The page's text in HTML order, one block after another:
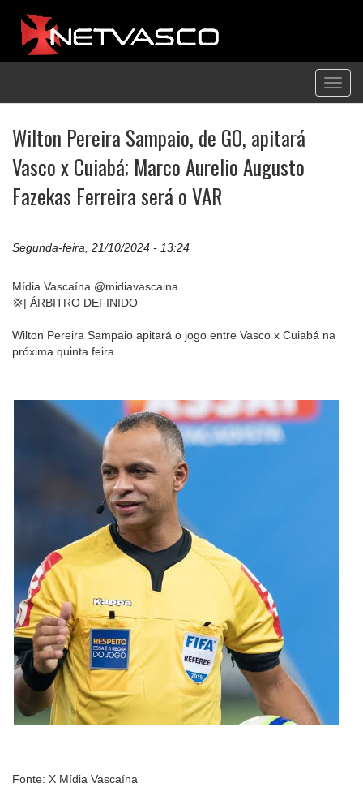
Wilton Pereira Sampaio, de GO, apitará
Vasco x Cuiabá; Marco Aurelio Augusto
Fazekas Ferreira será o VAR
Segunda-feira, 21/10/2024 - 13:24
Mídia Vascaína @midiavascaina
💢| ÁRBITRO DEFINIDO
Wilton Pereira Sampaio apitará o jogo entre Vasco x Cuiabá na
próxima quinta feira
Fonte: X Mídia Vascaína